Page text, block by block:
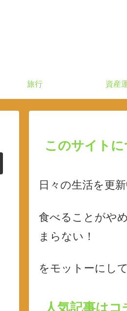
旅行 資産
このサイトに
日々の生活を更新
食べることがや
まらない！
をモットーにし
人気記事はコ